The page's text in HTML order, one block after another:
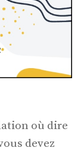
où dire
devez